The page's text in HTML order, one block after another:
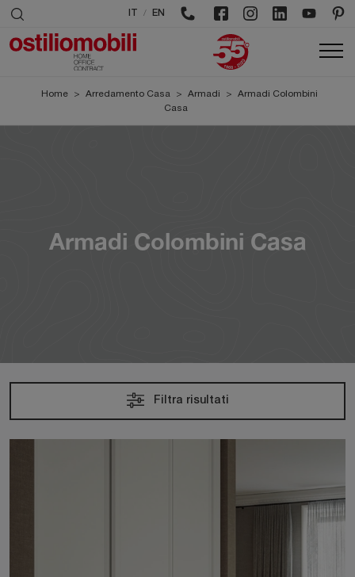
/ EN
Home > Arredamento Casa > Armadi > Armadi Colombini
Casa
Armadi Colombini Casa
Filtra risultati